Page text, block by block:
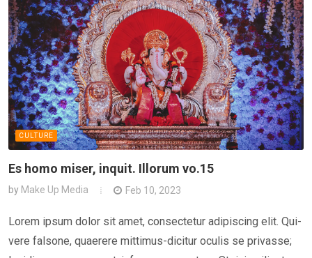
CULTURE
Es homo miser, inquit. Illorum vo.15
by Make Up Media Feb 10, 2023
Lorem ipsum dolor sit amet, consectetur adipiscing elit. Qui-
vere falsone, quaerere mittimus-dicitur oculis se privasse;